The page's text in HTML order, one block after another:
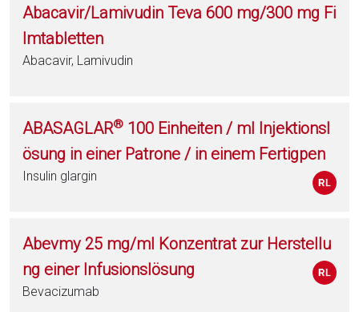
Abacavir/Lamivudin Teva 600 mg/300 mg Fi
lmtabletten
Abacavir, Lamivudin
ABASAGLAR® 100 Einheiten / ml Injektionsl
ösung in einer Patrone / in einem Fertigpen
Insulin glargin
Abevmy 25 mg/ml Konzentrat zur Herstellu
ng einer Infusionslösung
Bevacizumab